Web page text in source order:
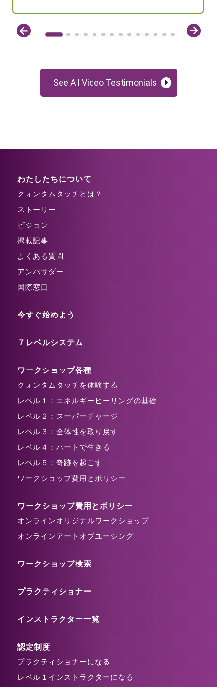
See All Video Testimonials
わたしたちについて
クォンタムタッチとは？
ストーリー
ビジョン
掲載記事
よくある質問
アンバサダー
国際窓口
今すぐ始めよう
７レベルシステム
ワークショップ各種
クォンタムタッチを体験する
レベル１：エネルギーヒーリングの基礎
レベル２：スーパーチャージ
レベル３：全体性を取り戻す
レベル４：ハートで生きる
レベル５：奇跡を起こす
ワークショップ費用とポリシー
ワークショップ費用とポリシー
オンラインオリジナルワークショップ
オンラインアートオブユーシング
ワークショップ検索
プラクティショナー
インストラクター一覧
認定制度
プラクティショナーになる
レベル１インストラクターになる